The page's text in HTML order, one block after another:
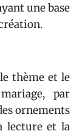
une base
thème et le
par
ornements
lecture et la